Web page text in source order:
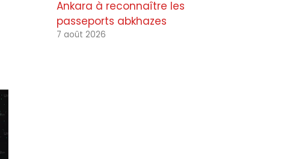
Ankara à reconnaître les
passeports abkhazes
7 août 2026